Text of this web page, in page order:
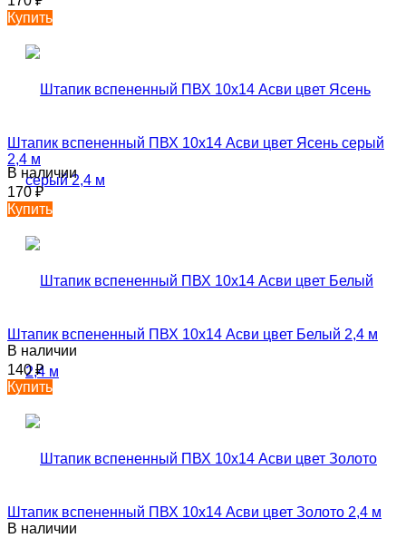
Купить
Штапик вспененный ПВХ 10х14 Асви цвет Ясень серый
2,4 м
В наличии
170₽
Купить
Штапик вспененный ПВХ 10х14 Асви цвет Белый 2,4 м
В наличии
140₽
Купить
Штапик вспененный ПВХ 10х14 Асви цвет Золото 2,4 м
В наличии